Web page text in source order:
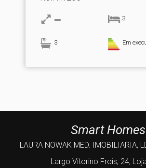
3
3 Em
Smart Homes
LAURA NOWAK MED. IMOBILIARIA,
Largo Vitorino Frois, 24,